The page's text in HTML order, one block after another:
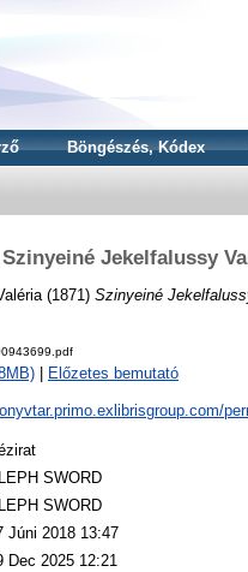
Böngészés, Kódex
Szinyeiné Jekelfalussy
(1871) Szinyeiné
Előzetes bemutató
SWORD
SWORD
Júni 2018 13:47
Dec 2025 12:21